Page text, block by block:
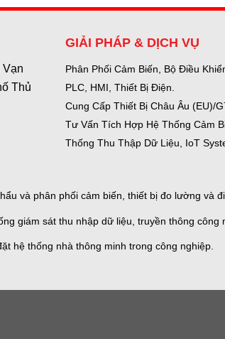
Thủ
GIẢI PHÁP & DỊCH VỤ
Phân Phối Cảm Biến, Bộ Điều
PLC, HMI, Thiết Bị Điện.
Cung Cấp Thiết Bị Châu Âu (EU)/
Tư Vấn Tích Hợp Hệ Thống Cảm
Thống Thu Thập Dữ Liệu, IoT
và phân phối cảm biến, thiết bị đo lường và
giám sát thu nhập dữ liệu, truyền thông công
hệ thống nhà thông minh trong công nghiệp.